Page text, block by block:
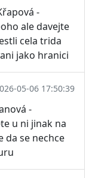
-
ale davejte
cela trida
jako hranici
05-06 17:50:39
-
u ni jinak na
da se nechce